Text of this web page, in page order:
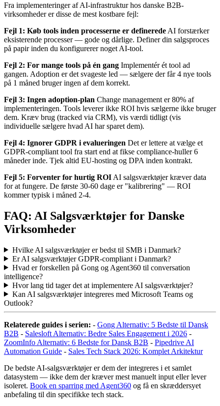
Fra implementeringer af AI-infrastruktur hos danske B2B-
virksomheder er disse de mest kostbare fejl:
Fejl 1: Køb tools inden processerne er definerede AI forstærker
eksisterende processer — gode og dårlige. Definer din salgsproces
på papir inden du konfigurerer noget AI-tool.
Fejl 2: For mange tools på én gang Implementér ét tool ad
gangen. Adoption er det svageste led — sælgere der får 4 nye tools
på 1 måned bruger ingen af dem korrekt.
Fejl 3: Ingen adoption-plan Change management er 80% af
implementeringen. Tools leverer ikke ROI hvis sælgerne ikke bruger
dem. Kræv brug (tracked via CRM), vis værdi tidligt (vis
individuelle sælgere hvad AI har sparet dem).
Fejl 4: Ignorer GDPR i evalueringen Det er lettere at vælge et
GDPR-compliant tool fra start end at fikse compliance-huller 6
måneder inde. Tjek altid EU-hosting og DPA inden kontrakt.
Fejl 5: Forventer for hurtig ROI AI salgsværktøjer kræver data
for at fungere. De første 30-60 dage er "kalibrering" — ROI
kommer typisk i måned 2-4.
FAQ: AI Salgsværktøjer for Danske
Virksomheder
Hvilke AI salgsværktøjer er bedst til SMB i Danmark?
Er AI salgsværktøjer GDPR-compliant i Danmark?
Hvad er forskellen på Gong og Agent360 til conversation
intelligence?
Hvor lang tid tager det at implementere AI salgsværktøjer?
Kan AI salgsværktøjer integreres med Microsoft Teams og
Outlook?
Relaterede guides i serien: - Gong Alternativ: 5 Bedste til Dansk
B2B - Salesloft Alternativ: Bedre Sales Engagement i 2026 -
ZoomInfo Alternativ: 6 Bedste for Dansk B2B - Pipedrive AI
Automation Guide - Sales Tech Stack 2026: Komplet Arkitektur
De bedste AI-salgsværktøjer er dem der integreres i et samlet
datasystem — ikke dem der kræver mest manuelt input eller lever
isoleret. Book en sparring med Agent360 og få en skræddersyet
anbefaling til din specifikke tech stack.